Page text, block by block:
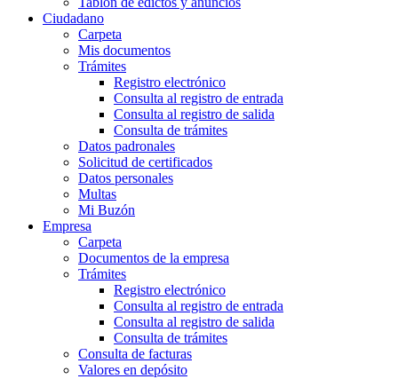
Ciudadano
Carpeta
Mis documentos
Trámites
Registro electrónico
Consulta al registro de entrada
Consulta al registro de salida
Consulta de trámites
Datos padronales
Solicitud de certificados
Datos personales
Multas
Mi Buzón
Empresa
Carpeta
Documentos de la empresa
Trámites
Registro electrónico
Consulta al registro de entrada
Consulta al registro de salida
Consulta de trámites
Consulta de facturas
Valores en depósito